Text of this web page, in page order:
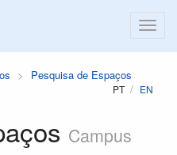
Pesquisa de Espaços
PT EN
Campus